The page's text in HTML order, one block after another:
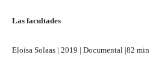
Las facultades
Eloisa Solaas | 2019 | Documental |82 min